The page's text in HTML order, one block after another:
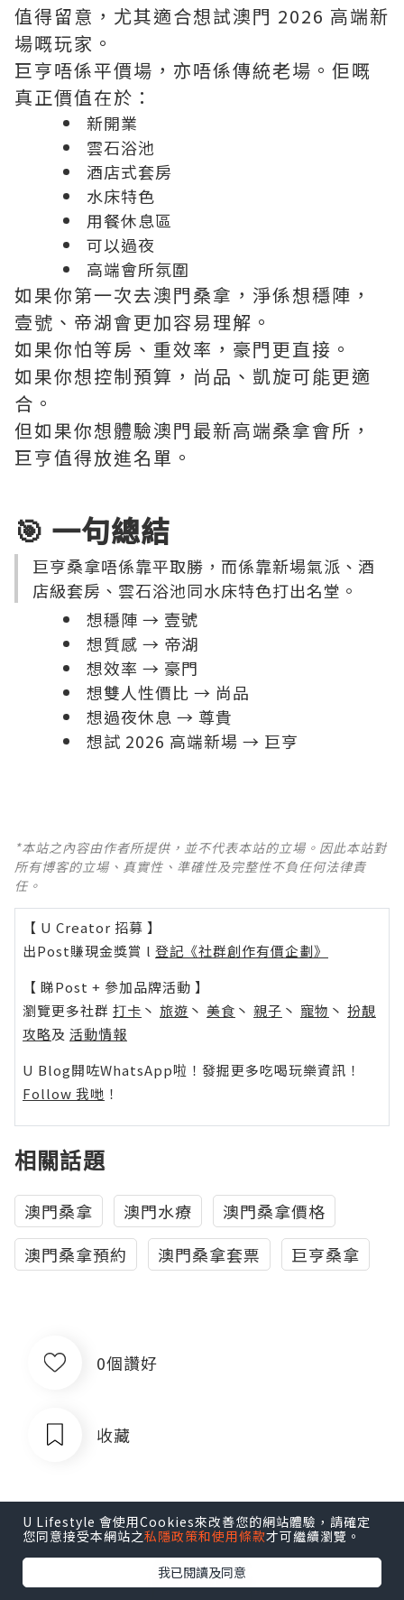
值得留意，尤其適合想試澳門 2026 高端新
場嘅玩家。
巨亨唔係平價場，亦唔係傳統老場。佢嘅
真正價值在於：
新開業
雲石浴池
酒店式套房
水床特色
用餐休息區
可以過夜
高端會所氛圍
如果你第一次去澳門桑拿，淨係想穩陣，
壹號、帝湖會更加容易理解。
如果你怕等房、重效率，豪門更直接。
如果你想控制預算，尚品、凱旋可能更適
合。
但如果你想體驗澳門最新高端桑拿會所，
巨亨值得放進名單。
🎯 一句總結
巨亨桑拿唔係靠平取勝，而係靠新場氣派、酒
店級套房、雲石浴池同水床特色打出名堂。
想穩陣 → 壹號
想質感 → 帝湖
想效率 → 豪門
想雙人性價比 → 尚品
想過夜休息 → 尊貴
想試 2026 高端新場 → 巨亨
*本站之內容由作者所提供，並不代表本站的立場。因此本站對
所有博客的立場、真實性、準確性及完整性不負任何法律責
任。
【 U Creator 招募 】
出Post賺現金獎賞 l 登記《社群創作有價企劃》
【 睇Post + 參加品牌活動 】
瀏覽更多社群 打卡 丶 旅遊 丶 美食 丶 親子 丶 寵物 丶 扮靚
攻略及 活動情報
U Blog開咗WhatsApp啦！發掘更多吃喝玩樂資訊！
Follow 我哋 ！
相關話題
澳門桑拿 澳門水療
澳門桑拿價格
澳門桑拿預約
澳門桑拿套票 巨亨桑拿
0個讚好
收藏
U Lifestyle 會使用Cookies來改善您的網站體驗，請確定
您同意接受本網站之私隱政策和使用條款才可繼續瀏覽。
我已閱讀及同意